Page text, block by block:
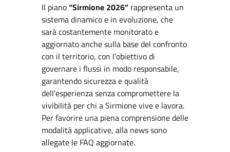
Il piano“Sirmione 2026”rappresenta un
sistema dinamico e in evoluzione, che
sarà costantemente monitorato e
aggiornato anche sulla base del confronto
con il territorio, con l’obiettivo di
governare i flussi in modo responsabile,
garantendo sicurezza e qualità
dell’esperienza senza compromettere la
vivibilità per chi a Sirmione vive e lavora.
Per favorire una piena comprensione delle
modalità applicative, alla news sono
allegate le FAQ aggiornate.